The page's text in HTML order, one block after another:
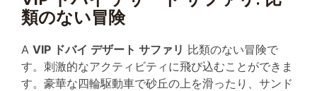
類のない冒険
A VIP ドバイ デザート サファリ 比類のない冒険で
す。刺激的なアクティビティに飛び込むことができま
す。豪華な四輪駆動車で砂丘の上を滑ったり、サンド